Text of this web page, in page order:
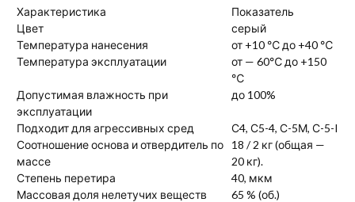
Характеристика
Показатель
Цвет
серый
Температура нанесения
от +10 ℃ до +40 ℃
Температура эксплуатации
от — 60℃ до +150
℃
Допустимая влажность при
эксплуатации
до 100%
Подходит для агрессивных сред
С4, С5-4, С-5М, С-5-I
Соотношение основа и отвердитель по
массе
18 / 2 кг (общая —
20 кг).
Степень перетира
40, мкм
Массовая доля нелетучих веществ
65 % (об.)